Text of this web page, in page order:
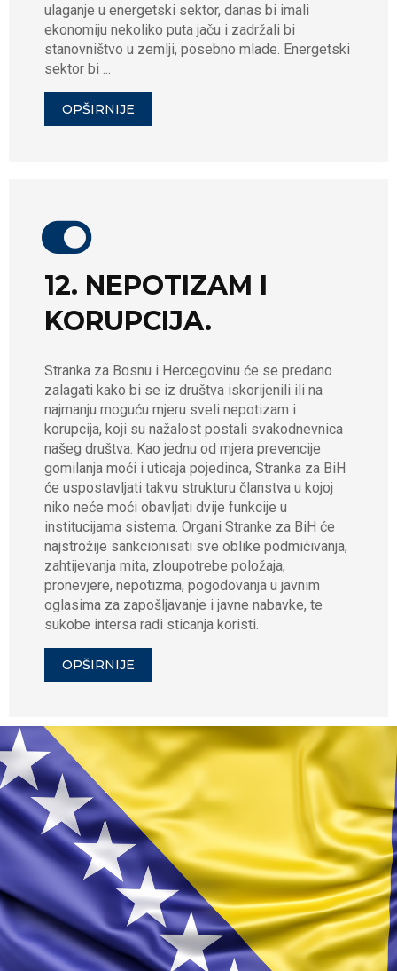
ulaganje u energetski sektor, danas bi imali
ekonomiju nekoliko puta jaču i zadržali bi
stanovništvo u zemlji, posebno mlade. Energetski
sektor bi ...
OPŠIRNIJE
12. NEPOTIZAM I
KORUPCIJA.
Stranka za Bosnu i Hercegovinu će se predano
zalagati kako bi se iz društva iskorijenili ili na
najmanju moguću mjeru sveli nepotizam i
korupcija, koji su nažalost postali svakodnevnica
našeg društva. Kao jednu od mjera prevencije
gomilanja moći i uticaja pojedinca, Stranka za BiH
će uspostavljati takvu strukturu članstva u kojoj
niko neće moći obavljati dvije funkcije u
institucijama sistema. Organi Stranke za BiH će
najstrožije sankcionisati sve oblike podmićivanja,
zahtijevanja mita, zloupotrebe položaja,
pronevjere, nepotizma, pogodovanja u javnim
oglasima za zapošljavanje i javne nabavke, te
sukobe intersa radi sticanja koristi.
OPŠIRNIJE